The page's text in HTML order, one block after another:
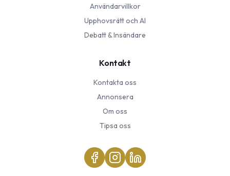
Användarvillkor
Upphovsrätt och AI
Debatt & Insändare
Kontakt
Kontakta oss
Annonsera
Om oss
Tipsa oss